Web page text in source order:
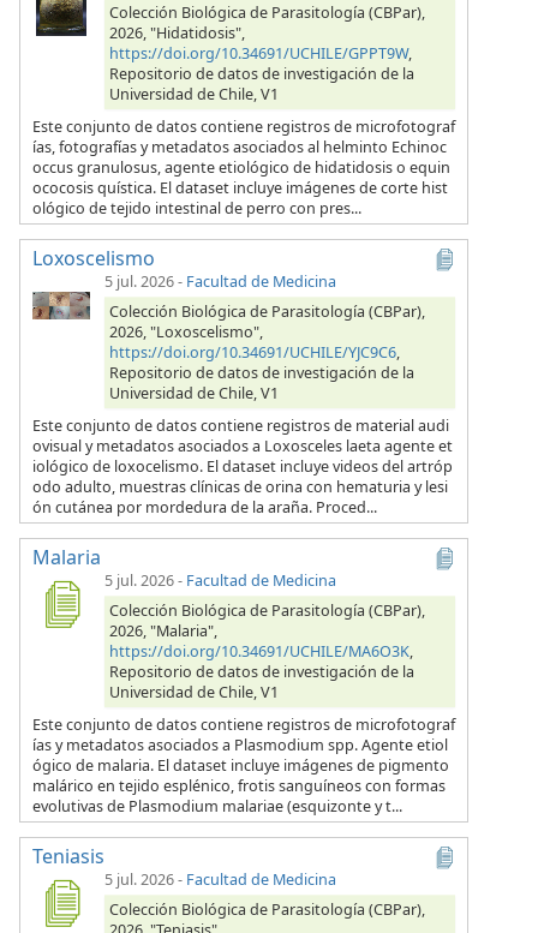
Colección Biológica de Parasitología (CBPar),
2026, "Hidatidosis",
https://doi.org/10.34691/UCHILE/GPPT9W,
Repositorio de datos de investigación de la
Universidad de Chile, V1
Este conjunto de datos contiene registros de microfotograf
ías, fotografías y metadatos asociados al helminto Echinoc
occus granulosus, agente etiológico de hidatidosis o equin
ococosis quística. El dataset incluye imágenes de corte hist
ológico de tejido intestinal de perro con pres...
Loxoscelismo
5 jul. 2026- Facultad de Medicina
Colección Biológica de Parasitología (CBPar),
2026, "Loxoscelismo",
https://doi.org/10.34691/UCHILE/YJC9C6,
Repositorio de datos de investigación de la
Universidad de Chile, V1
Este conjunto de datos contiene registros de material audi
ovisual y metadatos asociados a Loxosceles laeta agente et
iológico de loxocelismo. El dataset incluye videos del artróp
odo adulto, muestras clínicas de orina con hematuria y lesi
ón cutánea por mordedura de la araña. Proced...
Malaria
5 jul. 2026- Facultad de Medicina
Colección Biológica de Parasitología (CBPar),
2026, "Malaria",
https://doi.org/10.34691/UCHILE/MA6O3K,
Repositorio de datos de investigación de la
Universidad de Chile, V1
Este conjunto de datos contiene registros de microfotograf
ías y metadatos asociados a Plasmodium spp. Agente etiol
ógico de malaria. El dataset incluye imágenes de pigmento
malárico en tejido esplénico, frotis sanguíneos con formas
evolutivas de Plasmodium malariae (esquizonte y t...
Teniasis
5 jul. 2026- Facultad de Medicina
Colección Biológica de Parasitología (CBPar),